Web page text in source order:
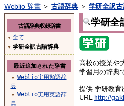
Weblio 辞書 ＞ 古語辞典 ＞ 学研全訳
学研全
高校の授業や
学習用の辞典
提供 学研教育
URL http://
古語辞典収録辞書
▼ 全て
▼ 学研全訳古語辞典
最近追加された辞書
▼
Weblio実用類語辞
典
▼
Weblio実用英語辞
典